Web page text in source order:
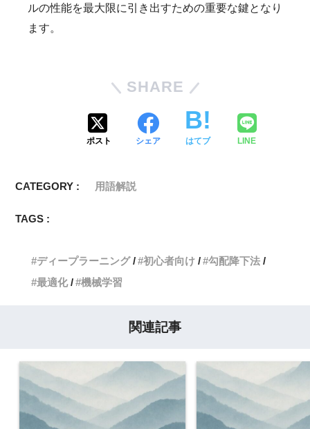
ルの性能を最大限に引き出すための重要な鍵となり
ます。
SHARE
ポスト シェア はてブ LINE
CATEGORY : 用語解説
TAGS :
ディープラーニング 初心者向け
勾配降下法
最適化
機械学習
関連記事